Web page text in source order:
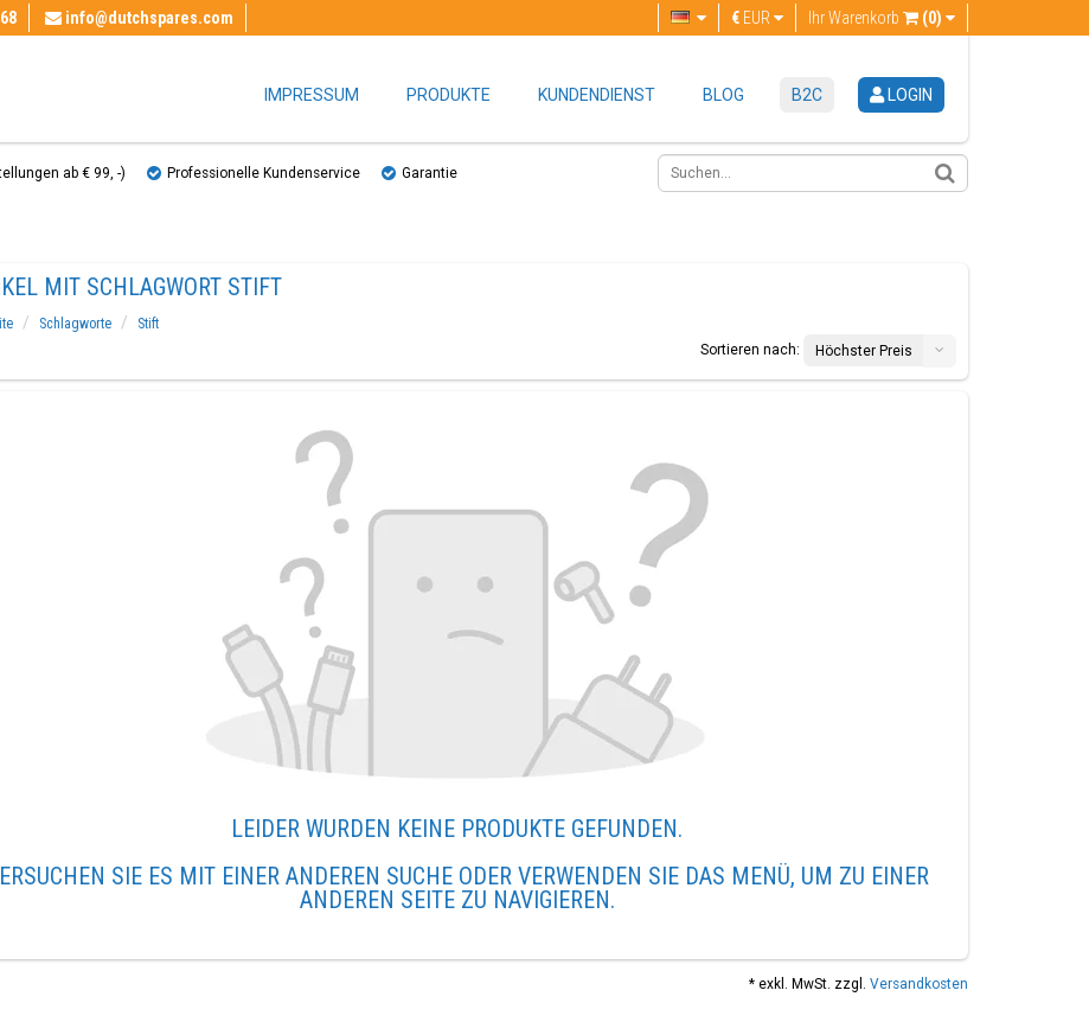
info@dutchspares.com Ihr Warenkorb (0)
€ EUR
IMPRESSUM PRODUKTE KUNDENDIENST BLOG B2C LOGIN
ab € 99, ​​-) Professionelle Kundenservice Garantie
MIT SCHLAGWORT STIFT
Schlagworte
Stift
Sortieren nach:
Höchster Preis
LEIDER WURDEN KEINE PRODUKTE GEFUNDEN.
SIE ES MIT EINER ANDEREN SUCHE ODER VERWENDEN SIE DAS MENÜ, UM ZU EINER
ANDEREN SEITE ZU NAVIGIEREN.
* exkl. MwSt. zzgl. Versandkosten